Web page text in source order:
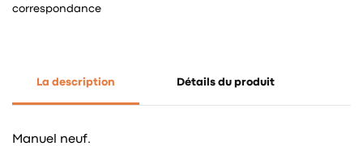
correspondance
La description Détails du produit
Manuel neuf.